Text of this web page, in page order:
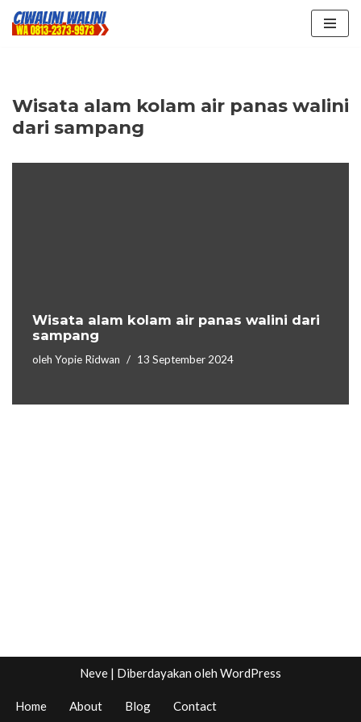
Wisata alam kolam air panas walini
dari sampang
Wisata alam kolam air panas walini dari
sampang
oleh Yopie Ridwan 13 September 2024
Neve | Diberdayakan oleh WordPress
Home About Blog Contact